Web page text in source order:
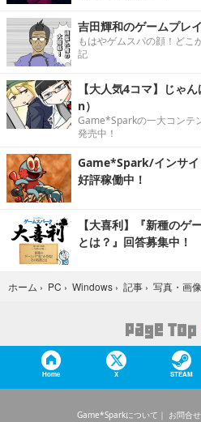
吉田輝和のゲームプレ
もはやゲムスパの顔！どこ
記
【大人気4コマ】じゃ
n）
Game*Sparkの一大コンテ
発売中！
Game*Spark/インサイ
好評稼働中！
【大喜利】『新種のゲ
とは？』回答募集中！
ホーム › PC › Windows › 記事 › 写真・画像
Home X STEAM
Game*Sparkについて お問合せ